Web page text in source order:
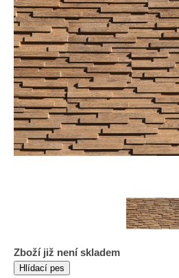
Zboží již není skladem